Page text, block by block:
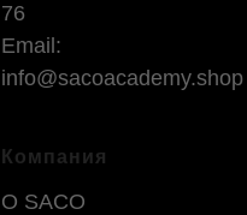
76
Email:
info@sacoacademy.shop
Компания
O SACO